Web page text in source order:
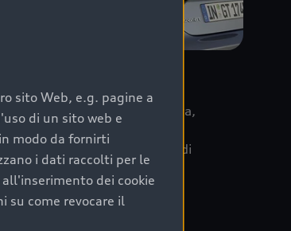
della vettura,
i cinque diversi livelli di
le tabelle manutenzione di
sito Web, e.g. pagine a
di un sito web e
modo da fornirti
i dati raccolti per le
dei cookie
su come revocare il